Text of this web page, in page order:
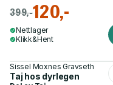
399,-120,-
Nettlager
Klikk&Hent
Sissel Moxnes Gravseth
Taj hos dyrlegen